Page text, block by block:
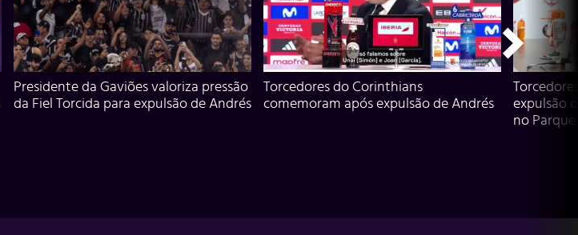
Presidente da Gaviões valoriza pressão
da Fiel Torcida para expulsão de Andrés
Torcedores do Corinthians
comemoram após expulsão de Andrés
expulsão
no Parque